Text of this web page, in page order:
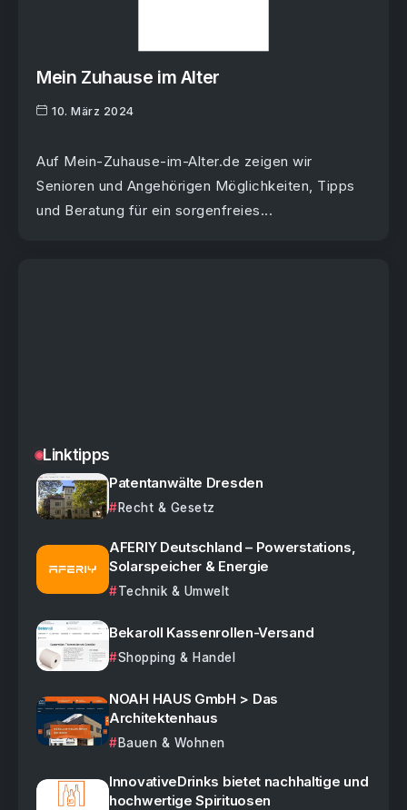
Mein Zuhause im Alter
10. März 2024
Auf Mein-Zuhause-im-Alter.de zeigen wir
Senioren und Angehörigen Möglichkeiten, Tipps
und Beratung für ein sorgenfreies...
Linktipps
Patentanwälte Dresden
Recht & Gesetz
AFERIY Deutschland – Powerstations,
Solarspeicher & Energie
Technik & Umwelt
Bekaroll Kassenrollen-Versand
Shopping & Handel
NOAH HAUS GmbH > Das
Architektenhaus
Bauen & Wohnen
InnovativeDrinks bietet nachhaltige und
hochwertige Spirituosen